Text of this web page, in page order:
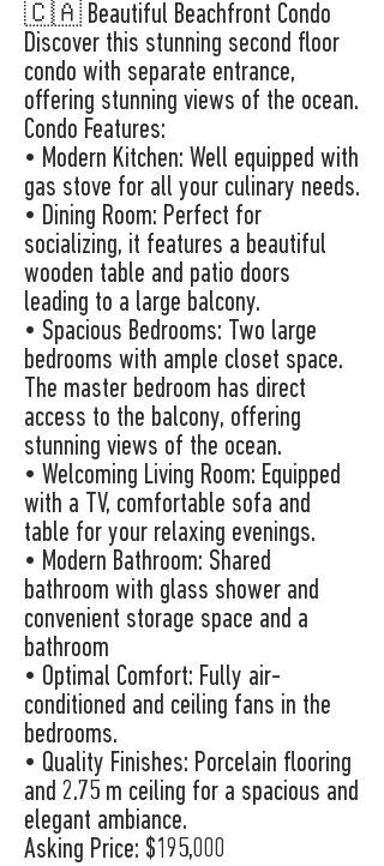
🇨🇦 Beautiful Beachfront Condo
Discover this stunning second floor
condo with separate entrance,
offering stunning views of the ocean.
Condo Features:
• Modern Kitchen: Well equipped with
gas stove for all your culinary needs.
• Dining Room: Perfect for
socializing, it features a beautiful
wooden table and patio doors
leading to a large balcony.
• Spacious Bedrooms: Two large
bedrooms with ample closet space.
The master bedroom has direct
access to the balcony, offering
stunning views of the ocean.
• Welcoming Living Room: Equipped
with a TV, comfortable sofa and
table for your relaxing evenings.
• Modern Bathroom: Shared
bathroom with glass shower and
convenient storage space and a
bathroom
• Optimal Comfort: Fully air-
conditioned and ceiling fans in the
bedrooms.
• Quality Finishes: Porcelain flooring
and 2.75 m ceiling for a spacious and
elegant ambiance.
Asking Price: $195,000